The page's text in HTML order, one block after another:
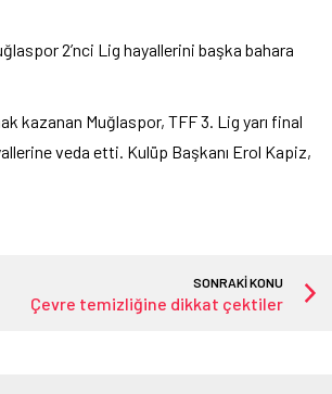
2’nci Lig hayallerini başka bahara
kazanan Muğlaspor, TFF 3. Lig yarı final
veda etti. Kulüp Başkanı Erol Kapiz,
SONRAKİ KONU
Çevre temizliğine dikkat çektiler